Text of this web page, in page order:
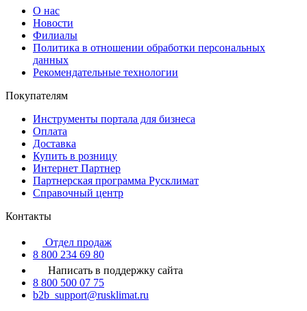
О нас
Новости
Филиалы
Политика в отношении обработки персональных
данных
Рекомендательные технологии
Покупателям
Инструменты портала для бизнеса
Оплата
Доставка
Купить в розницу
Интернет Партнер
Партнерская программа Русклимат
Справочный центр
Контакты
Отдел продаж
8 800 234 69 80
Написать в поддержку сайта
8 800 500 07 75
b2b_support@rusklimat.ru